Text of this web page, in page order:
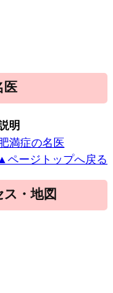
医
明
満症の名医
▲ページトップへ戻る
・地図